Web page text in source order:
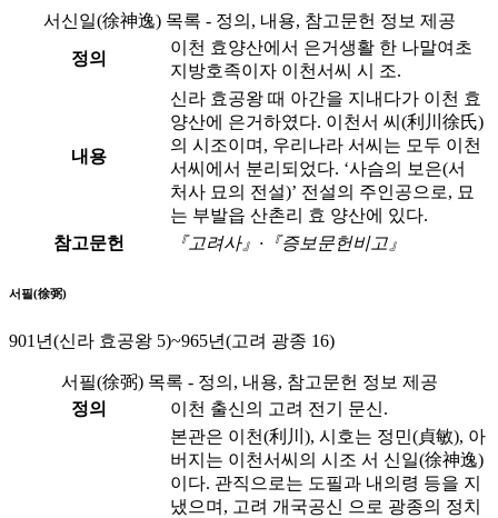
서신일(徐神逸) 목록 - 정의, 내용, 참고문헌 정보 제공
정의
이천 효양산에서 은거생활 한 나말여초
지방호족이자 이천서씨 시 조.
내용
신라 효공왕 때 아간을 지내다가 이천 효
양산에 은거하였다. 이천서 씨(利川徐氏)
의 시조이며, 우리나라 서씨는 모두 이천
서씨에서 분리되었다. ‘사슴의 보은(서
처사 묘의 전설)’ 전설의 주인공으로, 묘
는 부발읍 산촌리 효 양산에 있다.
참고문헌
『고려사』·『증보문헌비고』
서필(徐弼)
901년(신라 효공왕 5)~965년(고려 광종 16)
서필(徐弼) 목록 - 정의, 내용, 참고문헌 정보 제공
정의
이천 출신의 고려 전기 문신.
본관은 이천(利川), 시호는 정민(貞敏), 아
버지는 이천서씨의 시조 서 신일(徐神逸)
이다. 관직으로는 도필과 내의령 등을 지
냈으며, 고려 개국공신 으로 광종의 정치